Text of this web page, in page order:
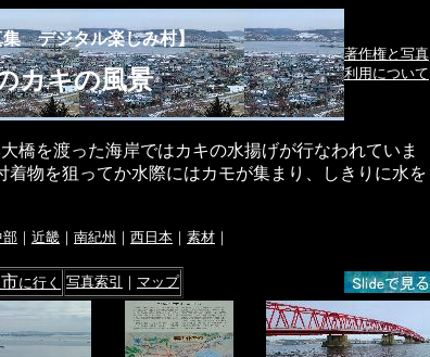
集 デジタル楽しみ村】
カキの風景
著作権と写真
利用について
橋を渡った海岸ではカキの水揚げが行なわれていま
着物を狙ってか水際にはカモが集まり、しきりに水を
部 ｜ 近畿 ｜ 南紀州 ｜ 西日本 ｜ 素材 ｜
に行く 写真索引 ｜ マップ